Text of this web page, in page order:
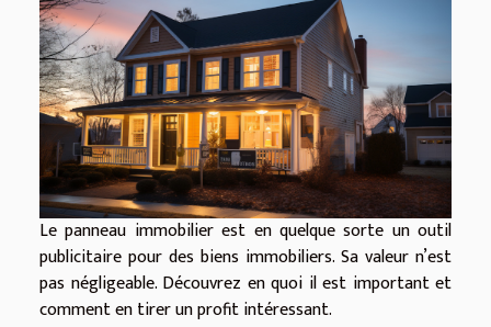
Le panneau immobilier est en quelque sorte un outil
publicitaire pour des biens immobiliers. Sa valeur n’est
pas négligeable. Découvrez en quoi il est important et
comment en tirer un profit intéressant.